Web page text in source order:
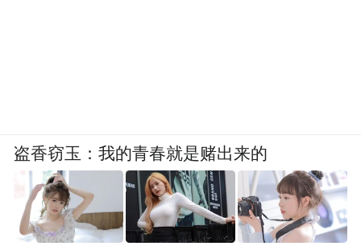
盗香窃玉：我的青春就是赌出来的